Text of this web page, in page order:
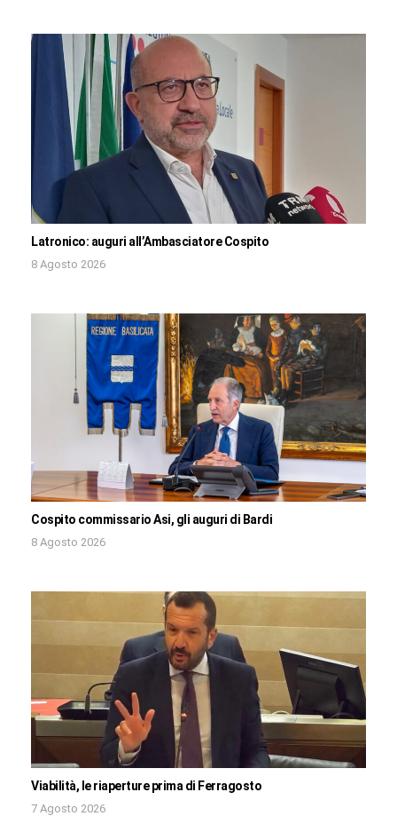
Latronico: auguri all’Ambasciatore Cospito
8 Agosto 2026
Cospito commissario Asi, gli auguri di Bardi
8 Agosto 2026
Viabilità, le riaperture prima di Ferragosto
7 Agosto 2026